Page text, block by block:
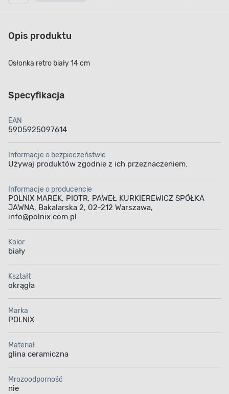
Opis produktu
Osłonka retro biały 14 cm
Specyfikacja
EAN
5905925097614
Informacje o bezpieczeństwie
Używaj produktów zgodnie z ich przeznaczeniem.
Informacje o producencie
POLNIX MAREK, PIOTR, PAWEŁ KURKIEREWICZ SPÓŁKA
JAWNA, Bakalarska 2, 02-212 Warszawa,
info@polnix.com.pl
Kolor
biały
Kształt
okrągła
Marka
POLNIX
Materiał
glina ceramiczna
Mrozoodporność
nie